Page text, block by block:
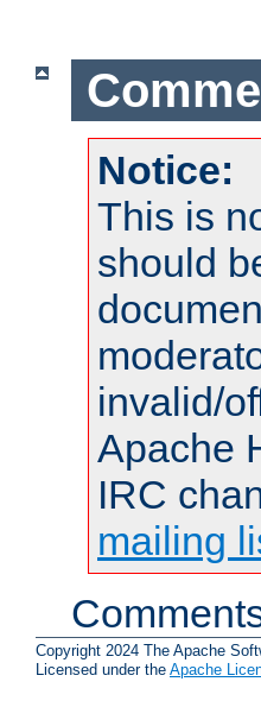
Notice:
This is
should
invalid/
Apache
IRC
mailing
Copyright 2024 The Apache
Licensed under the Apache